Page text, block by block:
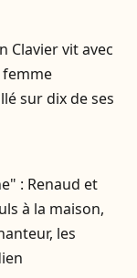
Clavier vit avec
femme
sur dix de ses
: Renaud et
à la maison,
les